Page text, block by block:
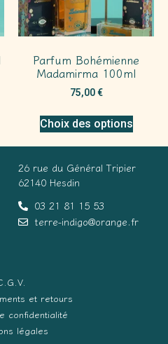
Parfum Bohémienne
Madamirma 100ml
75,00€
Choix des options
26 rue du Général Tripier
62140 Hesdin
03 21 81 15 53
terre-indigo@orange.fr
et retours
confidentialité
légales